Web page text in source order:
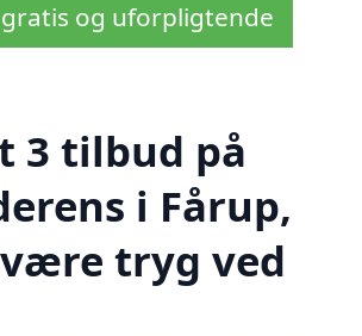
og uforpligtende
3 tilbud på
i Fårup,
tryg ved